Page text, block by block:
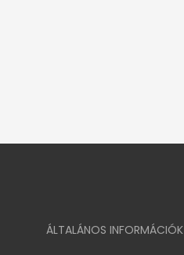
ÁLTALÁNOS INFORMÁCIÓK